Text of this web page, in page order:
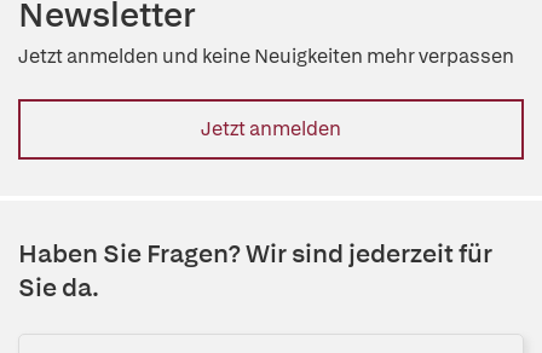
Newsletter
Jetzt anmelden und keine Neuigkeiten mehr verpassen
Jetzt anmelden
Haben Sie Fragen? Wir sind jederzeit für
Sie da.